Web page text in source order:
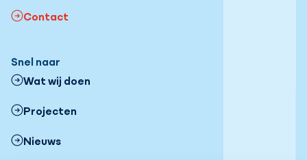
Contact
Snel naar
Wat wij doen
Projecten
Nieuws